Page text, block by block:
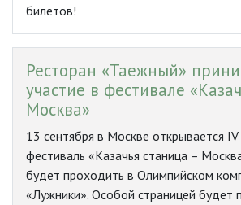
билетов!
Ресторан «Таежный»
участие в фестивале
Москва»
13 сентября в Москве открывается
фестиваль «Казачья станица –
будет проходить в Олимпийском
«Лужники». Особой страницей будет